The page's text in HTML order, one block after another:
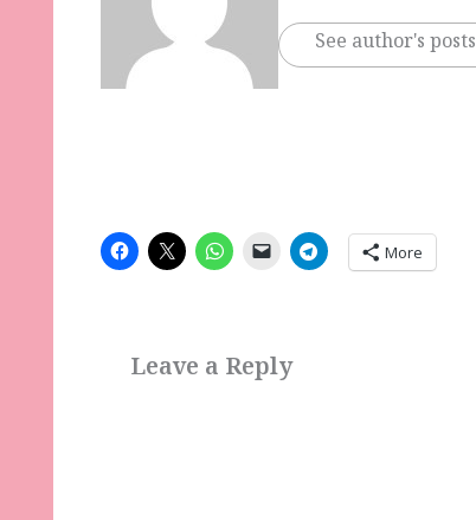
See author's posts
More
Leave a Reply